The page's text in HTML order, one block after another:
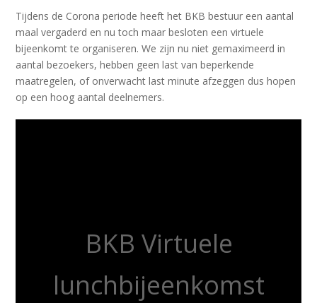
Tijdens de Corona periode heeft het BKB bestuur een aantal
maal vergaderd en nu toch maar besloten een virtuele
bijeenkomt te organiseren. We zijn nu niet gemaximeerd in
aantal bezoekers, hebben geen last van beperkende
maatregelen, of onverwacht last minute afzeggen dus hopen
op een hoog aantal deelnemers.
BKB Virtuele
lunchbijeenkomst